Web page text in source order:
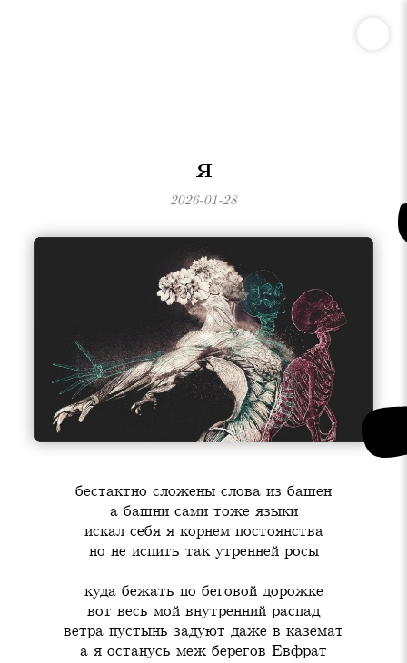
Я
2026-01-28
бестактно сложены слова из башен
а башни сами тоже языки
искал себя я корнем постоянства
но не испить так утренней росы
куда бежать по беговой дорожке
вот весь мой внутренний распад
ветра пустынь задуют даже в каземат
а я останусь меж берегов Евфрат